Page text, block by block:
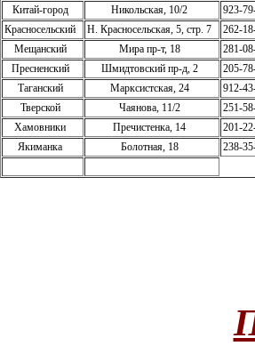
Китай-город
Никольская, 10/2
923-
Красносельский
Н. Красносельская, 5, стр. 7
262-
Мещанский
Мира пр-т, 18
281-
Пресненский
Шмидтовский пр-д, 2
205-
Таганский
Марксистская, 24
912-
Тверской
Чаянова, 11/2
251-
Хамовники
Пречистенка, 14
201-
Якиманка
Болотная, 18 238-